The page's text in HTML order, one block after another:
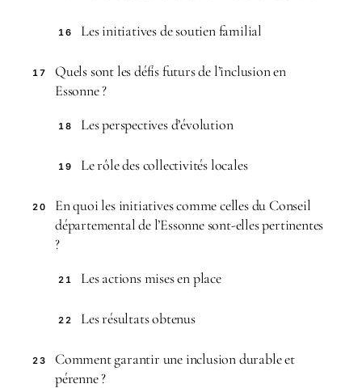
16 Les initiatives de soutien familial
17
Quels sont les défis futurs de l’inclusion en
Essonne ?
18 Les perspectives d’évolution
19 Le rôle des collectivités locales
20
En quoi les initiatives comme celles du Conseil
départemental de l’Essonne sont-elles pertinentes
?
21 Les actions mises en place
22 Les résultats obtenus
23
Comment garantir une inclusion durable et
pérenne ?